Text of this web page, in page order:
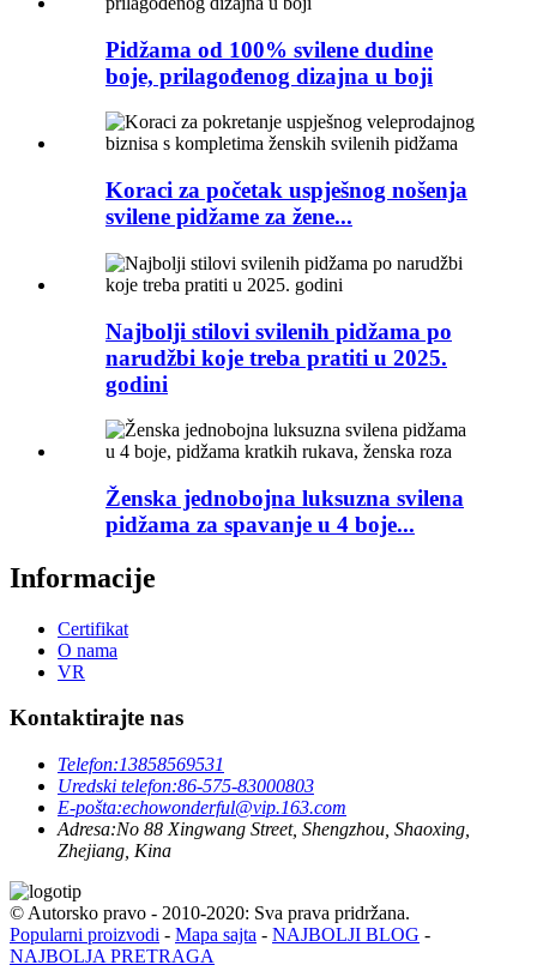
Pidžama od 100% svilene dudine
boje, prilagođenog dizajna u boji
Koraci za početak uspješnog nošenja
svilene pidžame za žene...
Najbolji stilovi svilenih pidžama po
narudžbi koje treba pratiti u 2025.
godini
Ženska jednobojna luksuzna svilena
pidžama za spavanje u 4 boje...
Informacije
Certifikat
O nama
VR
Kontaktirajte nas
Telefon:13858569531
Uredski telefon:86-575-83000803
E-pošta:echowonderful@vip.163.com
Adresa:No 88 Xingwang Street, Shengzhou, Shaoxing,
Zhejiang, Kina
© Autorsko pravo - 2010-2020: Sva prava pridržana.
Popularni proizvodi - Mapa sajta - NAJBOLJI BLOG -
NAJBOLJA PRETRAGA